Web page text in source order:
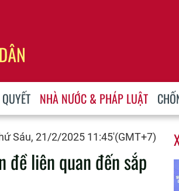
NHÀ NƯỚC & PHÁP LUẬT
Sáu, 21/2/2025 11:45'(GMT+7)
đề liên quan đến sắp